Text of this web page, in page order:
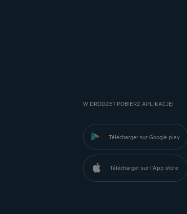
W DRODZE? POBIERZ APLIKACJĘ!
Télécharger sur Google play
Télécharger sur l'App store